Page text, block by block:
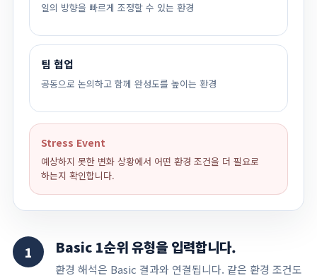
일의 방향을 빠르게 조정할 수 있는 환경
팀 협업
공동으로 논의하고 함께 완성도를 높이는 환경
Stress Event
예상하지 못한 변화 상황에서 어떤 환경 조건을 더 필요로
하는지 확인합니다.
1 Basic 1순위 유형을 입력합니다.
환경 해석은 Basic 결과와 연결됩니다. 같은 환경 조건도